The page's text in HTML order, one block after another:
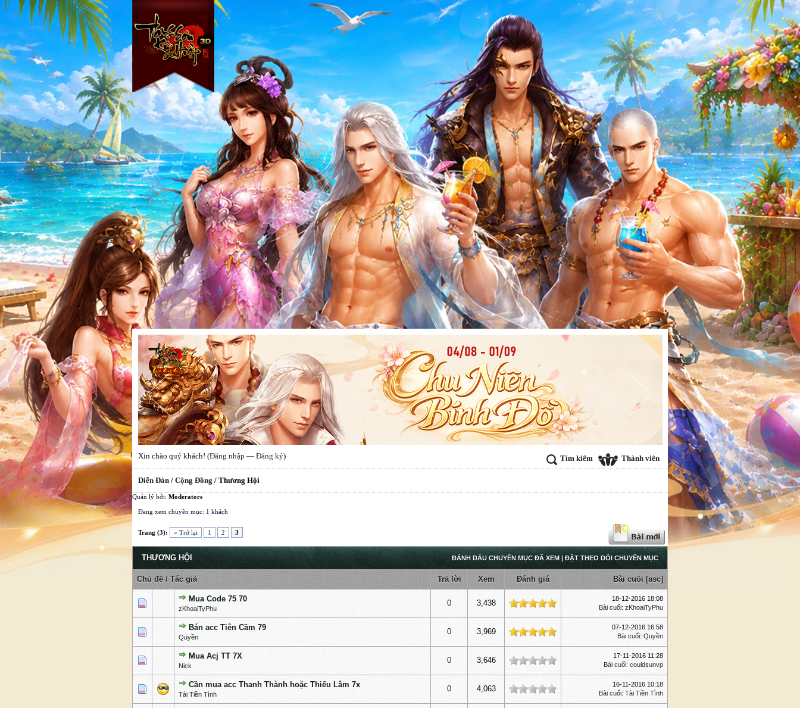
Tìm kiếm Thành viên
Xin chào quý khách! (Đăng nhập — Đăng ký)
Diễn Đàn / Cộng Đồng / Thương Hội
Quản lý bởi: Moderators
Đang xem chuyên mục: 1 khách
Trang (3): « Trở lại 1 2 3
ĐÁNH DẤU CHUYÊN MỤC ĐÃ XEM | ĐẶT THEO DÕI CHUYÊN MỤC
THƯƠNG HỘI
Chủ đề / Tác giả Trả lời Xem Đánh giá Bài cuối [asc]
Mua Code 75 70
zKhoaiTyPhu
0 3,438
1 Bỏ phiếu - 5 của 5 cấp độ
123 45
18-12-2016 18:08
Bài cuối: zKhoaiTyPhu
Bán acc Tiên Cầm 79
Quyền
0 3,969
1 Bỏ phiếu - 5 của 5 cấp độ
1 2 345
07-12-2016 16:58
Bài cuối: Quyền
Mua Acj TT 7X
Nick
0 3,646
0 Bỏ phiếu - 0 của 5 cấp độ
1 234 5
17-11-2016 11:28
Bài cuối: couldsunvp
Cần mua acc Thanh Thành hoặc Thiếu Lâm 7x
Tài Tiền Tình
0 4,063
0 Bỏ phiếu - 0 của 5 cấp độ
12 345
16-11-2016 10:18
Bài cuối: Tài Tiền Tình